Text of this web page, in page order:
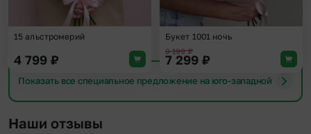
15 альстромерий
4 799 ₽
Букет 1001 ночь
9 199₽
7 299 ₽
Показать все специальное предложение на юго-западной
Наши отзывы